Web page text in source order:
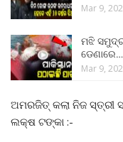
Mar 9,
ମଝି
ଡେଣାରେ…
Mar 9,
ଅମରଜିତ୍ କଲା ନିଜ ସ୍ତ୍ରୀ
ଲକ୍ଷ ଟଙ୍କା :-